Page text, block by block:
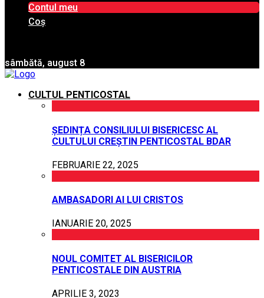
Contul meu
Coș
sâmbătă, august 8
CULTUL PENTICOSTAL
ȘEDINȚA CONSILIULUI BISERICESC AL
CULTULUI CREȘTIN PENTICOSTAL BDAR
FEBRUARIE 22, 2025
AMBASADORI AI LUI CRISTOS
IANUARIE 20, 2025
NOUL COMITET AL BISERICILOR
PENTICOSTALE DIN AUSTRIA
APRILIE 3, 2023